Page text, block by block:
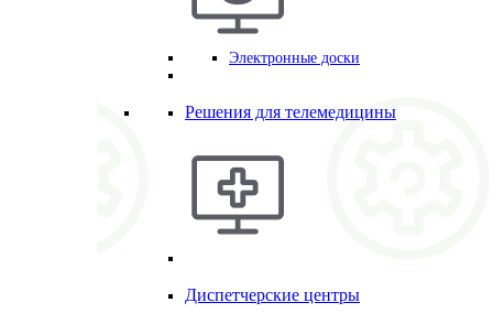
Электронные доски
Решения для телемедицины
Диспетчерские центры